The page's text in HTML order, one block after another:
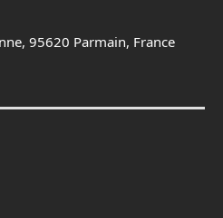
95620 Parmain, France